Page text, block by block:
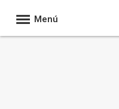
Menú